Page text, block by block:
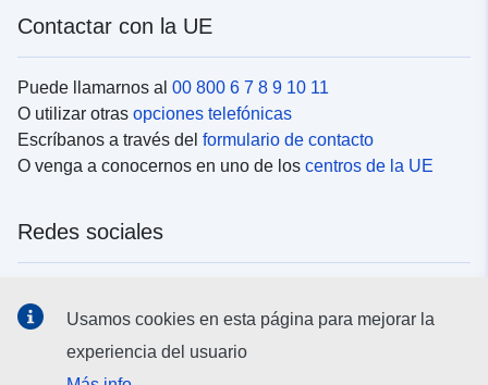
Contactar con la UE
Puede llamarnos al 00 800 6 7 8 9 10 11
O utilizar otras opciones telefónicas
Escríbanos a través del formulario de contacto
O venga a conocernos en uno de los centros de la UE
Redes sociales
Instituciones y organismos de la UE
Usamos cookies en esta página para mejorar la
experiencia del usuario